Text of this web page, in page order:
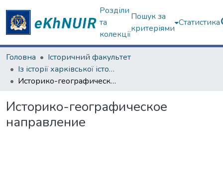
Розділи
та
колекції
Пошук за
критеріями
Статистика
Головна
Історичний факультет
Із історії харківської історичної школи
Историко-географическое направление
Историко-географическое
направление